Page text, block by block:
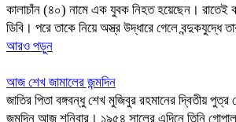
কালাচাঁন (৪০) নামে এক যুবক নিহত হয়েছেন। রাতেই
ডিবি। পরে তাকে নিয়ে অস্ত্র উদ্ধারে গেলে বন্দুকযুদ্ধে
আরও পড়ুন
আজ শেখ জামালের জন্মদিন
জাতির পিতা বঙ্গবন্ধু শেখ মুজিবুর রহমানের দ্বিতীয়
জন্মদিন আজ শনিবার। ১৯৫৪ সালের এদিনে তিনি